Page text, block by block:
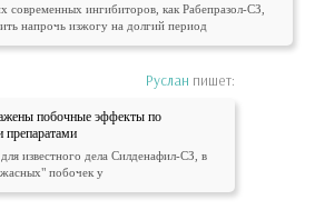
современных ингибиторов, как Рабепразол-СЗ,
напрочь изжогу на долгий период
Руслан пишет:
побочные эффекты по
препаратами
известного дела Силденафил-СЗ, в
побочек у